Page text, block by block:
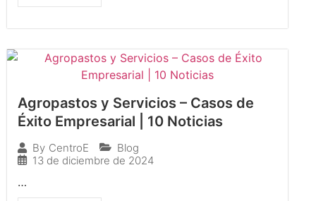
Agropastos y Servicios – Casos de
Éxito Empresarial | 10 Noticias
By CentroE
Blog
13 de diciembre de 2024
…